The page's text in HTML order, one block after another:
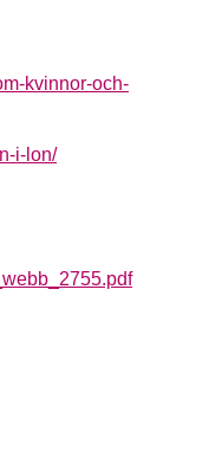
kvinnor-och-
i-lon/